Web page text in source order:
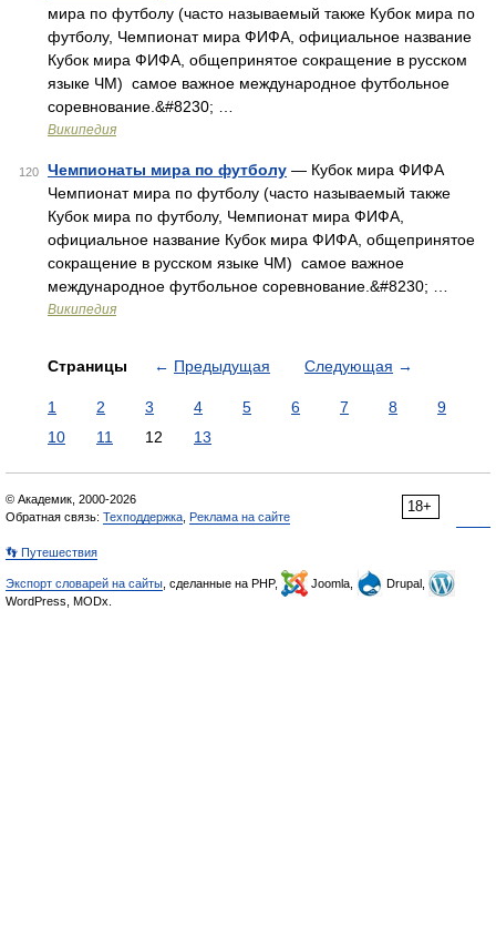
мира по футболу (часто называемый также Кубок мира по
футболу, Чемпионат мира ФИФА, официальное название
Кубок мира ФИФА, общепринятое сокращение в русском
языке ЧМ) самое важное международное футбольное
соревнование.&#8230; …
Википедия
120 Чемпионаты мира по футболу — Кубок мира ФИФА
Чемпионат мира по футболу (часто называемый также
Кубок мира по футболу, Чемпионат мира ФИФА,
официальное название Кубок мира ФИФА, общепринятое
сокращение в русском языке ЧМ) самое важное
международное футбольное соревнование.&#8230; …
Википедия
Страницы ← Предыдущая Следующая →
1 2 3 4 5 6 7 8
9
10
11 12 13
18+
© Академик, 2000-2026
Обратная связь: Техподдержка Реклама на сайте
👣 Путешествия
Экспорт словарей на сайты , сделанные на PHP, Joomla,
Drupal,
WordPress, MODx.